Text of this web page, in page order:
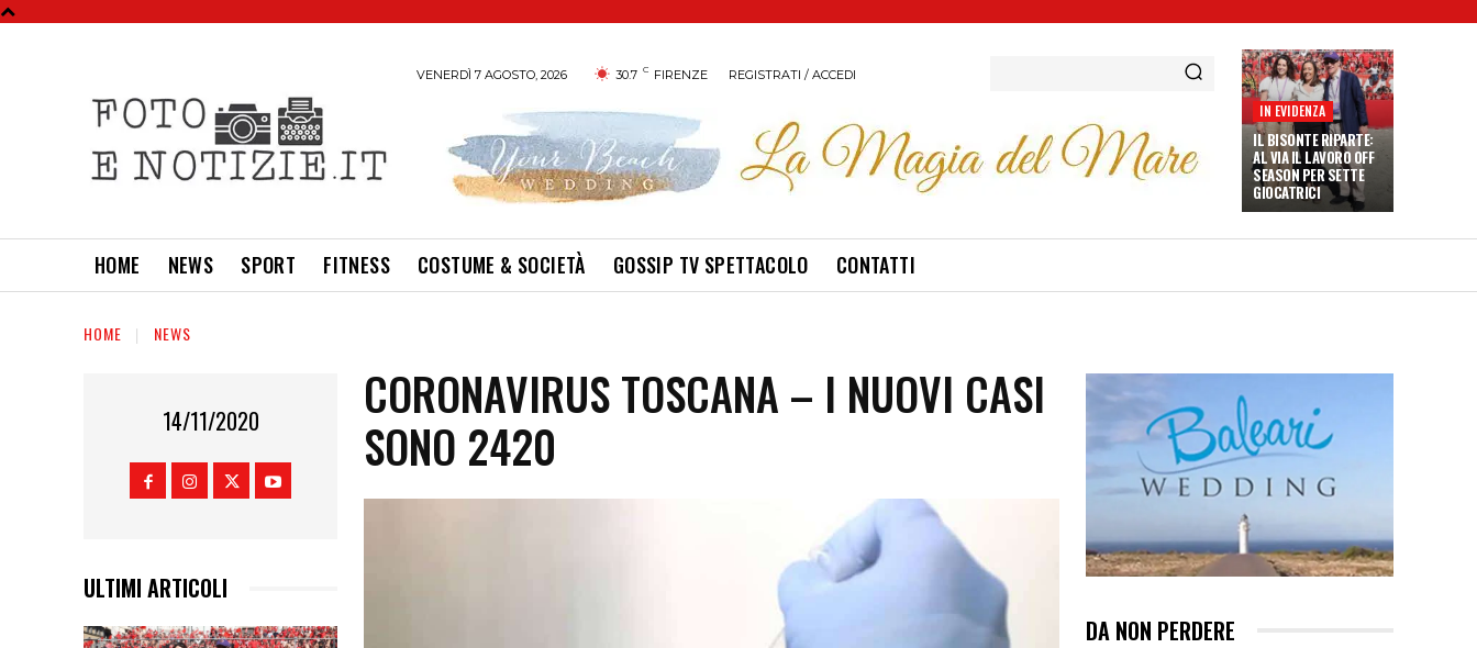
VENERDÌ 7 AGOSTO, 2026 30.7 C FIRENZE REGISTRATI / ACCEDI
IN EVIDENZA
IL BISONTE RIPARTE:
AL VIA IL LAVORO OFF
SEASON PER SETTE
GIOCATRICI
HOME NEWS SPORT FITNESS COSTUME & SOCIETÀ GOSSIP TV SPETTACOLO CONTATTI
HOME NEWS
14/11/2020
ULTIMI ARTICOLI
CORONAVIRUS TOSCANA – I NUOVI CASI
SONO 2420
DA NON PERDERE